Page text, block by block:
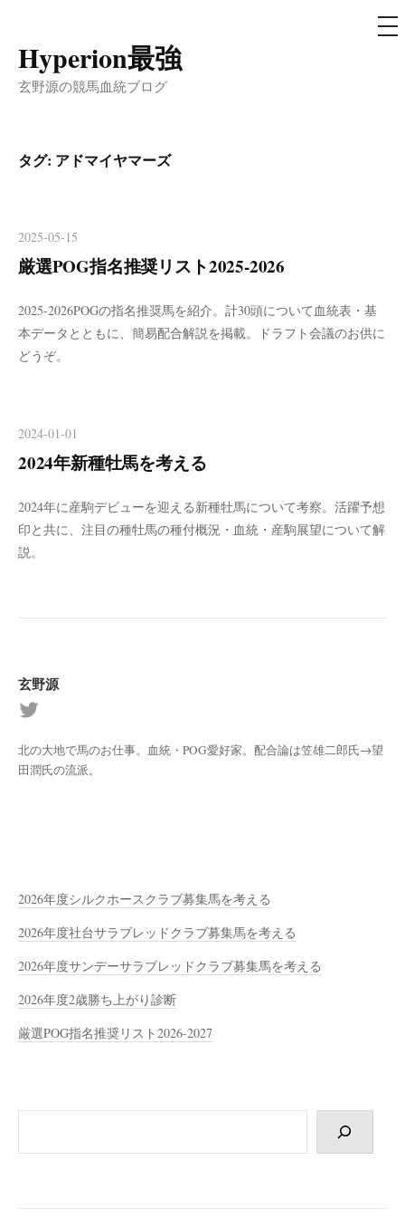
コ
ン
ツ
へ
ッ
プ
Hyperion最強
玄野源の競馬血統ブログ
メ
ニ
タグ: アドマイヤマーズ
2025-05-15
厳選POG指名推奨リスト2025-2026
2025-2026POGの指名推奨馬を紹介。計30頭について血統表・基
本データとともに、簡易配合解説を掲載。ドラフト会議のお供に
どうぞ。
2024-01-01
2024年新種牡馬を考える
2024年に産駒デビューを迎える新種牡馬について考察。活躍予想
印と共に、注目の種牡馬の種付概況・血統・産駒展望について解
説。
玄野源
北の大地で馬のお仕事。血統・POG愛好家。配合論は笠雄二郎氏→望
田潤氏の流派。
2026年度シルクホースクラブ募集馬を考える
2026年度社台サラブレッドクラブ募集馬を考える
2026年度サンデーサラブレッドクラブ募集馬を考える
2026年度2歳勝ち上がり診断
厳選POG指名推奨リスト2026-2027